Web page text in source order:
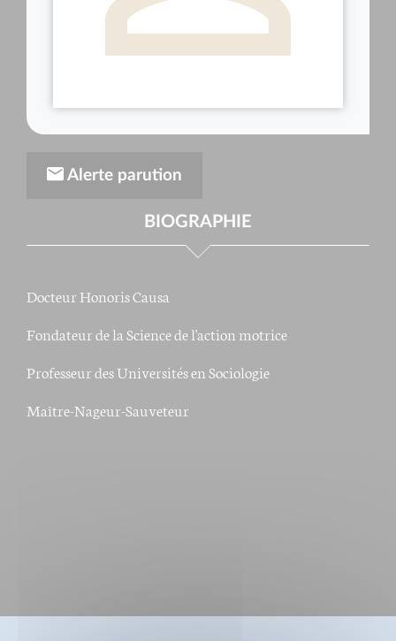
Alerte parution
BIOGRAPHIE
Docteur Honoris Causa
Fondateur de la Science de l'action motrice
Professeur des Universités en Sociologie
Maître-Nageur-Sauveteur